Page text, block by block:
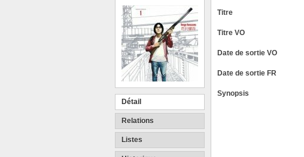
Détail
Relations
Listes
Titre
Titre VO
Date de sortie VO
Date de sortie FR
Synopsis